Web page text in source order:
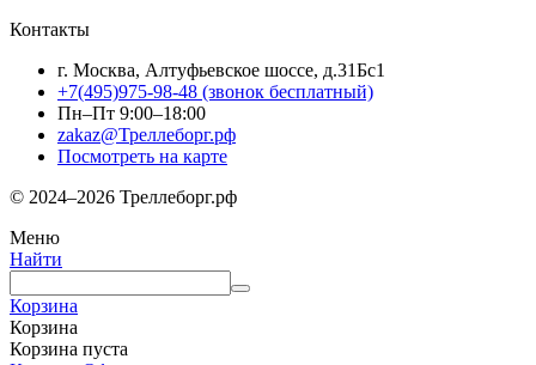
Контакты
г. Москва, Алтуфьевское шоссе, д.31Бс1
+7(495)975-98-48 (звонок бесплатный)
Пн–Пт 9:00–18:00
zakaz@Треллеборг.рф
Посмотреть на карте
© 2024–2026 Треллеборг.рф
Меню
Найти
Корзина
Корзина
Корзина пуста